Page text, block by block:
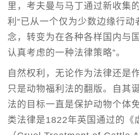
里，考夫曼与马丁通过新收集
利“已从一个仅为少数边缘行动
念，转变为在各种各样国内与
认真考虑的一种法律策略”。
自然权利，无论作为法律还是
只是动物福利法的翻版。自其
法的目标一直是保护动物个体
类法律是1822年英国通过的《